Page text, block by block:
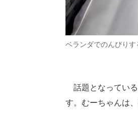
ベランダでのんびりす
話題となっている
す。むーちゃんは